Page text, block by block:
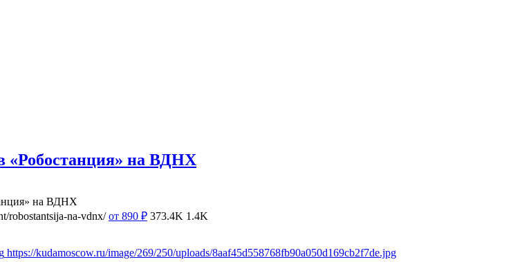
«Робостанция» на ВДНХ
на ВДНХ
robostantsija-na-vdnx/ от 890 ₽ 373.4K 1.4K
https://kudamoscow.ru/image/269/250/uploads/8aaf45d558768fb90a050d169cb2f7de.jpg